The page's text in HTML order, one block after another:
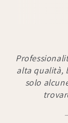
alta qualità,
solo